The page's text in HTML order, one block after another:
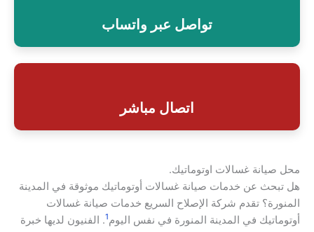
تواصل عبر واتساب
اتصال مباشر
محل صيانة غسالات اوتوماتيك.
هل تبحث عن خدمات صيانة غسالات أوتوماتيك موثوقة في المدينة
المنورة؟ تقدم شركة الإصلاح السريع خدمات صيانة غسالات
أوتوماتيك في المدينة المنورة في نفس اليوم1. الفنيون لديها خبرة